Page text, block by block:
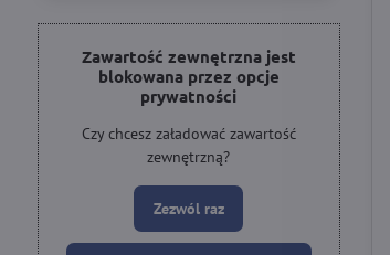
w
pełnym
tekście
Zawartość zewnętrzna jest
blokowana przez opcje
prywatności
Czy chcesz załadować zawartość
zewnętrzną?
Zezwól raz